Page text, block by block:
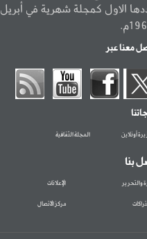
الاول كمجلة شهرية في أبريل
معنا عبر
أونلاين المجلة الثقافية
بنا
والتحرير الإعلانات
مركز الاتصال